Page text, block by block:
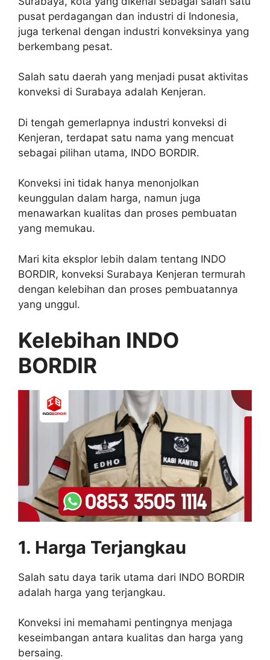
pusat perdagangan dan industri di Indonesia,
juga terkenal dengan industri konveksinya yang
berkembang pesat.
Salah satu daerah yang menjadi pusat aktivitas
konveksi di Surabaya adalah Kenjeran.
Di tengah gemerlapnya industri konveksi di
Kenjeran, terdapat satu nama yang mencuat
sebagai pilihan utama, INDO BORDIR.
Konveksi ini tidak hanya menonjolkan
keunggulan dalam harga, namun juga
menawarkan kualitas dan proses pembuatan
yang memukau.
Mari kita eksplor lebih dalam tentang INDO
BORDIR, konveksi Surabaya Kenjeran termurah
dengan kelebihan dan proses pembuatannya
yang unggul.
Kelebihan INDO
BORDIR
1. Harga Terjangkau
Salah satu daya tarik utama dari INDO BORDIR
adalah harga yang terjangkau.
Konveksi ini memahami pentingnya menjaga
keseimbangan antara kualitas dan harga yang
bersaing.